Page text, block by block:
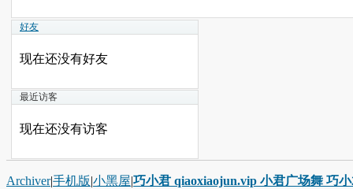
好友
现在还没有好友
最近访客
现在还没有访客
Archiver|手机版|小黑屋|巧小君 qiaoxiaojun.vip 小君广场舞 巧